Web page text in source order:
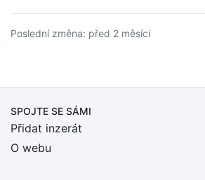
Poslední změna: před 2 měsíci
SPOJTE SE SÁMI
Přidat inzerát
O webu